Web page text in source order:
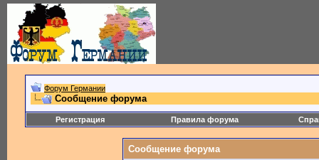
Форум Германии
Сообщение форума
Регистрация Правила форума
Сообщение форума